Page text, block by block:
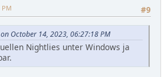
#9
PM
October 14, 2023, 06:27:18 PM
Nightlies unter Windows ja